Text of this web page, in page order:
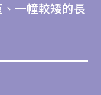
一幢較矮的長
稚園暨托兒